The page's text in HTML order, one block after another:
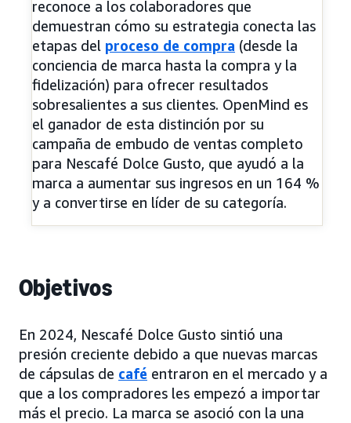
reconoce a los colaboradores que
demuestran cómo su estrategia conecta las
etapas del proceso de compra (desde la
conciencia de marca hasta la compra y la
fidelización) para ofrecer resultados
sobresalientes a sus clientes. OpenMind es
el ganador de esta distinción por su
campaña de embudo de ventas completo
para Nescafé Dolce Gusto, que ayudó a la
marca a aumentar sus ingresos en un 164 %
y a convertirse en líder de su categoría.
Objetivos
En 2024, Nescafé Dolce Gusto sintió una
presión creciente debido a que nuevas marcas
de cápsulas de café entraron en el mercado y a
que a los compradores les empezó a importar
más el precio. La marca se asoció con la una